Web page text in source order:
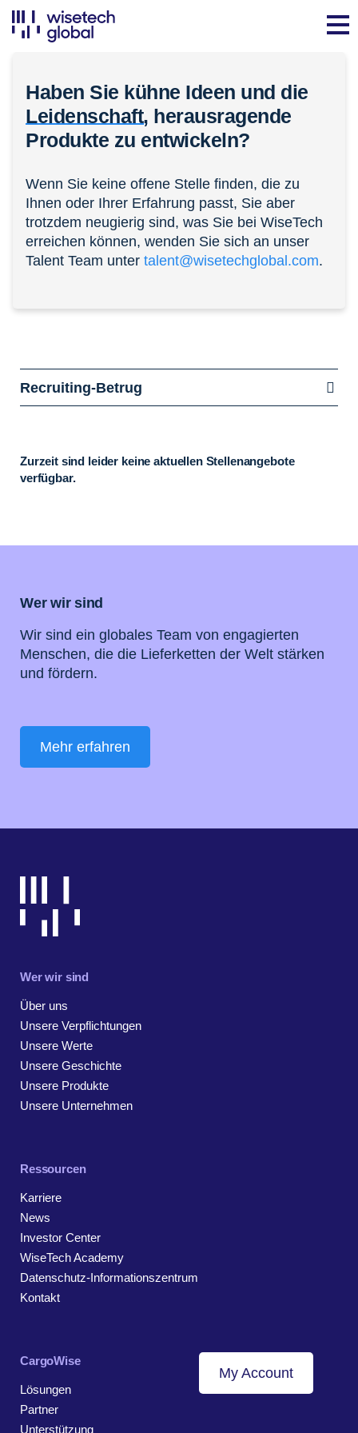
Haben Sie kühne Ideen und die
Leidenschaft, herausragende
Produkte zu entwickeln?
Wenn Sie keine offene Stelle finden, die zu
Ihnen oder Ihrer Erfahrung passt, Sie aber
trotzdem neugierig sind, was Sie bei WiseTech
erreichen können, wenden Sie sich an unser
Talent Team unter talent@wisetechglobal.com.
Recruiting-Betrug
Zurzeit sind leider keine aktuellen Stellenangebote
verfügbar.
Wer wir sind
Wir sind ein globales Team von engagierten
Menschen, die die Lieferketten der Welt stärken
und fördern.
Mehr erfahren
Wer wir sind
Über uns
Unsere Verpflichtungen
Unsere Werte
Unsere Geschichte
Unsere Produkte
Unsere Unternehmen
Ressourcen
Karriere
News
Investor Center
WiseTech Academy
Datenschutz-Informationszentrum
Kontakt
CargoWise
Lösungen
Partner
Unterstützung
My Account